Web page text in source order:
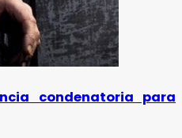
condenatoria para